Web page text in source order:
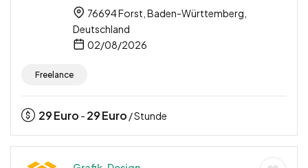
76694 Forst, Baden-Württemberg,
Deutschland
02/08/2026
Freelance
29Euro - 29Euro / Stunde